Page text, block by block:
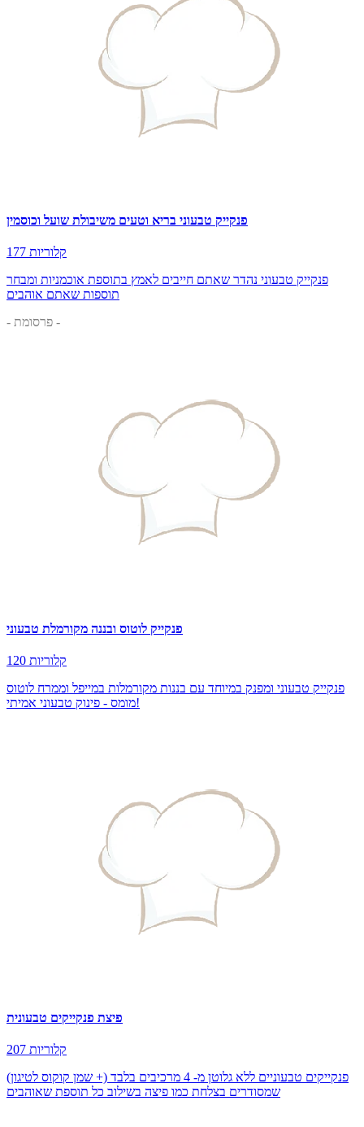
פנקייק טבעוני בריא וטעים משיבולת שועל וכוסמין
177 קלוריות
פנקייק טבעוני נהדר שאתם חייבים לאמץ בתוספת אוכמניות ומבחר
תוספות שאתם אוהבים
- פרסומת -
פנקייק לוטוס ובננה מקורמלת טבעוני
120 קלוריות
פנקייק טבעוני ומפנק במיוחד עם בננות מקורמלות במייפל וממרח לוטוס
מומס - פינוק טבעוני אמיתי!
פיצת פנקייקים טבעונית
207 קלוריות
פנקייקים טבעוניים ללא גלוטן מ- 4 מרכיבים בלבד (+ שמן קוקוס לטיגון)
שמסודרים בצלחת כמו פיצה בשילוב כל תוספת שאוהבים